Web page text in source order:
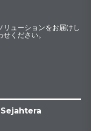
ューションをお届けし
ください。